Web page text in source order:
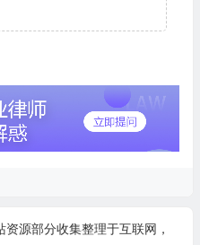
源部分收集整理于互联网，